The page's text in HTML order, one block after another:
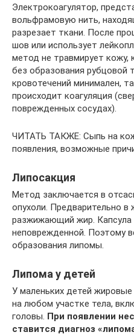
Электрокоагулятор,
вольфрамовую нить,
разрезает ткани. После
шов или использует
метод не травмирует
без образования рубцовой
кровотечений минимален,
происходит коагуляция
поврежденных сосудах).
ЧИТАТЬ ТАКЖЕ: Сыпь на
появления, возможные
Липосакция
Метод заключается в
опухоли. Предварительно в
разжижающий жир. Капсула
неповрежденной. Поэтому
образования липомы.
Липома у детей
У маленьких детей жировые
на любом участке тела,
головы. При появлении
ставится диагноз